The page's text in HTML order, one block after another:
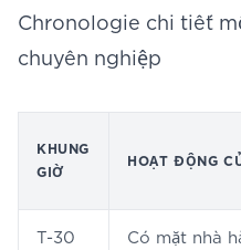
Chronologie chi tiết
chuyên nghiệp
KHUNG
GIỜ
HOẠT ĐỘNG
T-30
Có mặt nhà